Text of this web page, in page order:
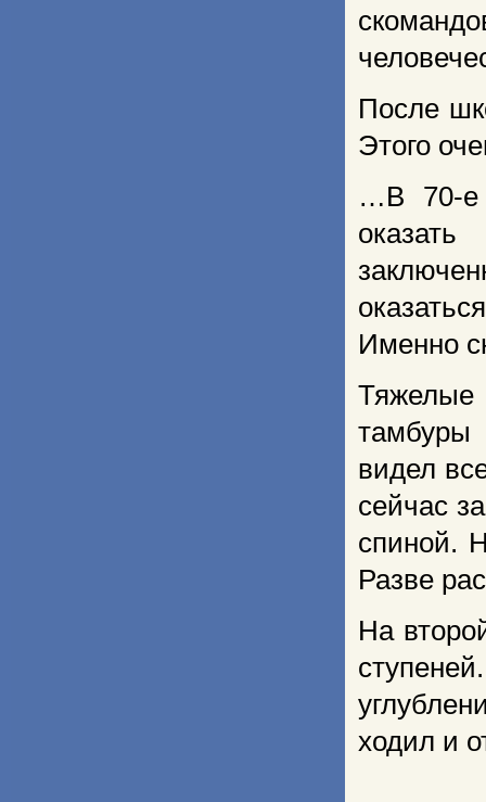
После
Этого
…В 70-е
Именно
тамбуры
видел
сейчас
спиной.
Разве
На
ходил и